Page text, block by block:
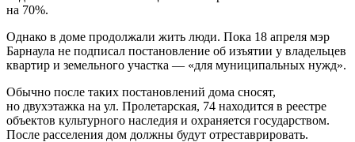
на 70%.
Однако в доме продолжали жить люди. Пока 18 апреля мэр
Барнаула не подписал постановление об изъятии у владельцев
квартир и земельного участка — «для муниципальных нужд».
Обычно после таких постановлений дома сносят,
но двухэтажка на ул. Пролетарская, 74 находится в реестре
объектов культурного наследия и охраняется государством.
После расселения дом должны будут отреставрировать.